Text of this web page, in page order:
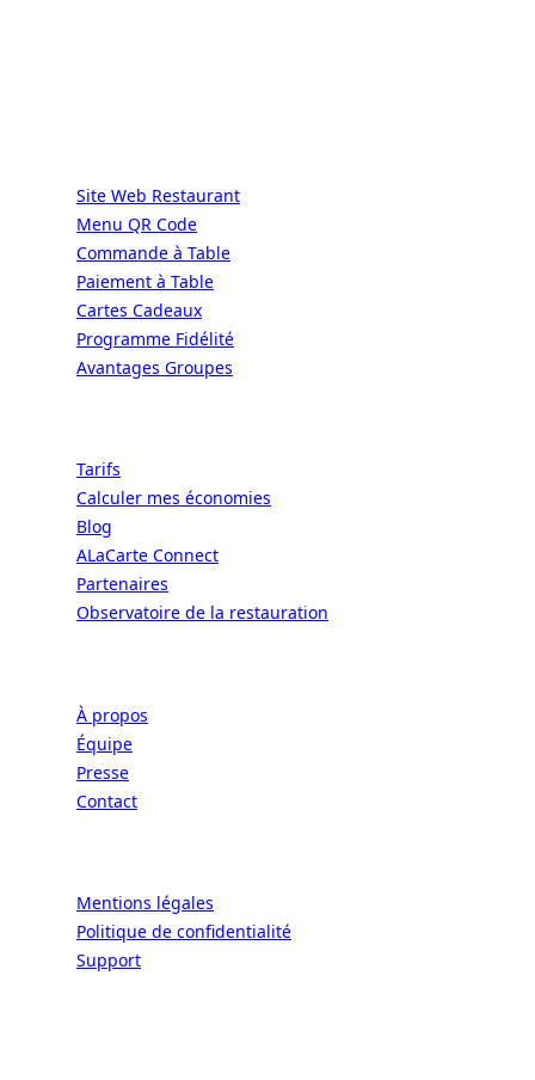
Site Web Restaurant
Menu QR Code
Commande à Table
Paiement à Table
Cartes Cadeaux
Programme Fidélité
Avantages Groupes
Tarifs
Calculer mes économies
Blog
ALaCarte Connect
Partenaires
Observatoire de la restauration
À propos
Équipe
Presse
Contact
Mentions légales
Politique de confidentialité
Support